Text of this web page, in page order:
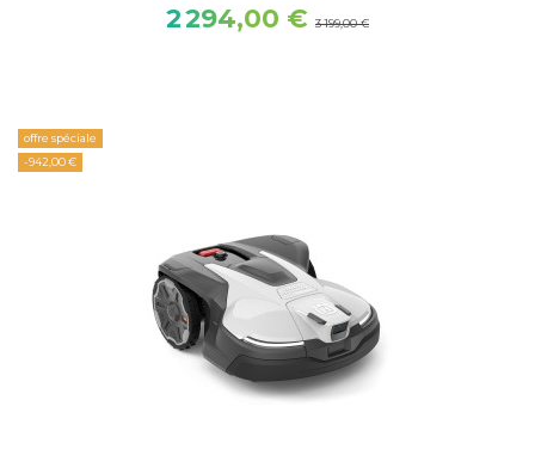
2 294,00 € 3 199,00 €
offre spéciale
-942,00 €